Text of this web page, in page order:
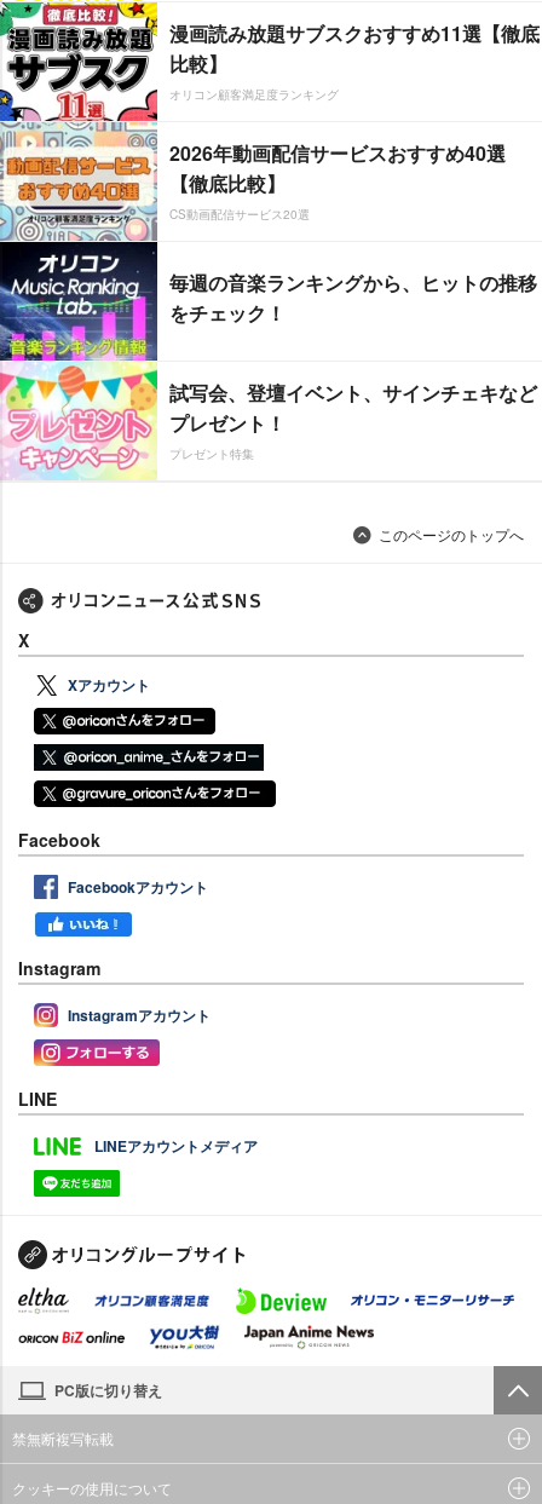
漫画読み放題サブスクおすすめ11選【徹底
比較】
オリコン顧客満足度ランキング
2026年動画配信サービスおすすめ40選
【徹底比較】
CS動画配信サービス20選
毎週の音楽ランキングから、ヒットの推移
をチェック！
試写会、登壇イベント、サインチェキなど
プレゼント！
プレゼント特集
このページのトップへ
X
Xアカウント
Facebook
Facebookアカウント
Instagram
Instagramアカウント
LINE
LINEアカウントメディア
PC版に切り替え
禁無断複写転載
クッキーの使用について